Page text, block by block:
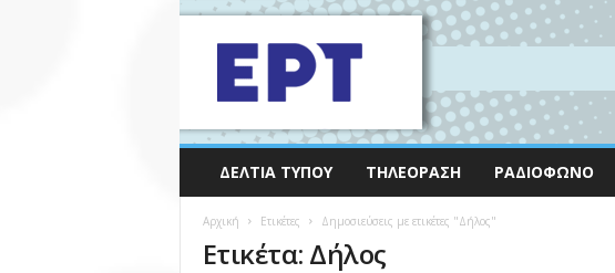
ΔΕΛΤΊΑ ΤΎΠΟΥ ΤΗΛΕΌΡΑΣΗ ΡΑΔΙΌΦΩΝΟ
Αρχική Ετικέτες Δημοσιεύσεις με ετικέτες "Δήλος"
Ετικέτα: Δήλος